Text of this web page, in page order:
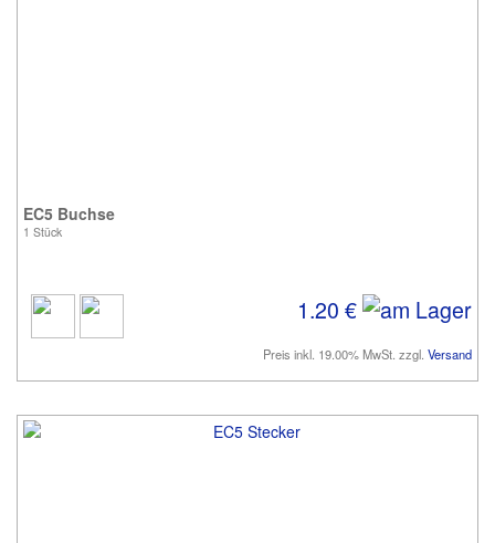
EC5 Buchse
1 Stück
1.20 €
Preis inkl. 19.00% MwSt. zzgl. Versand